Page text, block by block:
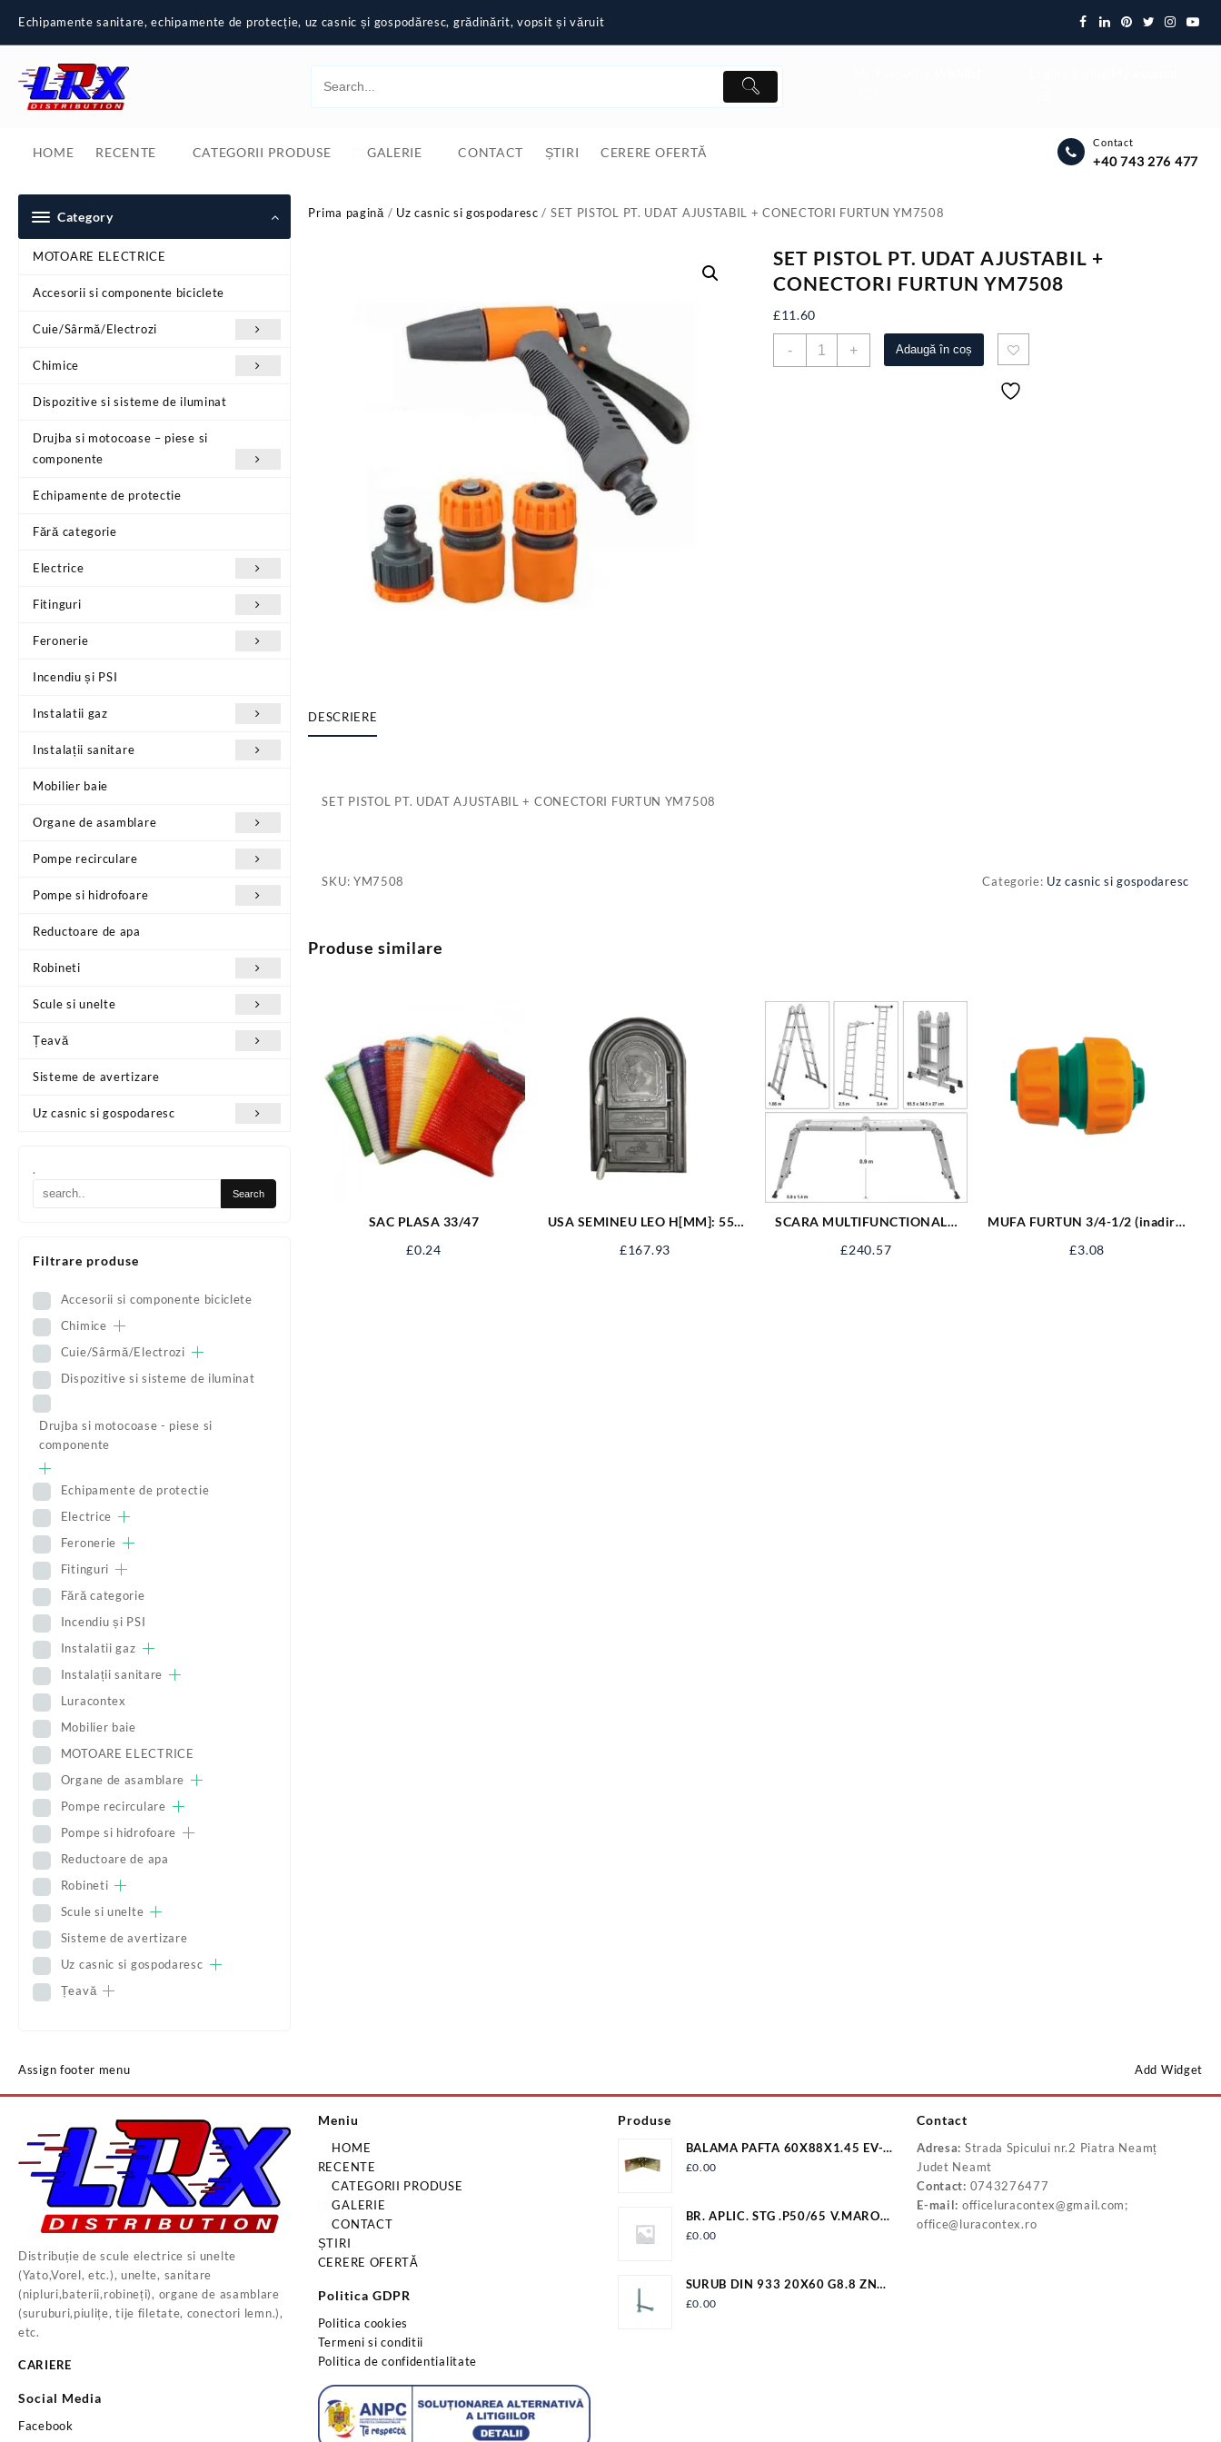
content
Echipamente sanitare, echipamente de protecție, uz casnic și gospodăresc, grădinărit, vopsit și văruit
HOME RECENTE CATEGORII PRODUSE GALERIE CONTACT ȘTIRI CERERE OFERTĂ
Contact
+40 743 276 477
Category
MOTOARE ELECTRICE
Accesorii si componente biciclete
Cuie/Sârmă/Electrozi
Chimice
Dispozitive si sisteme de iluminat
Drujba si motocoase – piese si
componente
Echipamente de protectie
Fără categorie
Electrice
Fitinguri
Feronerie
Incendiu și PSI
Instalatii gaz
Instalații sanitare
Mobilier baie
Organe de asamblare
Pompe recirculare
Pompe si hidrofoare
Reductoare de apa
Robineti
Scule si unelte
Țeavă
Sisteme de avertizare
Uz casnic si gospodaresc
.
Filtrare produse
Accesorii si componente biciclete
Chimice
Cuie/Sârmă/Electrozi
Dispozitive si sisteme de iluminat
Drujba si motocoase - piese si
componente
Echipamente de protectie
Electrice
Feronerie
Fitinguri
Fără categorie
Incendiu și PSI
Instalatii gaz
Instalații sanitare
Luracontex
Mobilier baie
MOTOARE ELECTRICE
Organe de asamblare
Pompe recirculare
Pompe si hidrofoare
Reductoare de apa
Robineti
Scule si unelte
Sisteme de avertizare
Uz casnic si gospodaresc
Țeavă
Prima pagină / Uz casnic si gospodaresc / SET PISTOL PT. UDAT AJUSTABIL + CONECTORI FURTUN YM7508
SET PISTOL PT. UDAT AJUSTABIL +
CONECTORI FURTUN YM7508
£11.60
-
Cantitate+ Adaugă în coș
DESCRIERE
SET PISTOL PT. UDAT AJUSTABIL + CONECTORI FURTUN YM7508
SKU: YM7508 Categorie: Uz casnic si gospodaresc
Produse similare
SAC PLASA 33/47
£0.24
USA SEMINEU LEO H[MM]: 555
£167.93
SCARA MULTIFUNCTIONALA
£240.57
MUFA FURTUN 3/4-1/2 (inadire)
£3.08
Assign footer menu Add Widget
Distribuție de scule electrice si unelte
(Yato,Vorel, etc.), unelte, sanitare
(nipluri,baterii,robineți), organe de asamblare
(suruburi,piulițe, tije filetate, conectori lemn.),
etc.
CARIERE
Social Media
Facebook
Meniu
HOME
RECENTE
CATEGORII PRODUSE
GALERIE
CONTACT
ȘTIRI
CERERE OFERTĂ
Politica GDPR
Politica cookies
Termeni si conditii
Politica de confidentialitate
Produse
BALAMA PAFTA 60X88X1.45 EV-
BF60
£0.00
BR. APLIC. STG .P50/65 V.MARO
12009P506500VM2LV
£0.00
SURUB DIN 933 20X60 G8.8 ZN
S933M20X60G8
£0.00
Contact
Adresa: Strada Spicului nr.2 Piatra Neamț
Judet Neamt
Contact: 0743276477
E-mail: officeluracontex@gmail.com;
office@luracontex.ro